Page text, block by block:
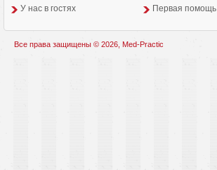
У нас в гостях
Первая помощь
Все права защищены © 2026, Med-Practic